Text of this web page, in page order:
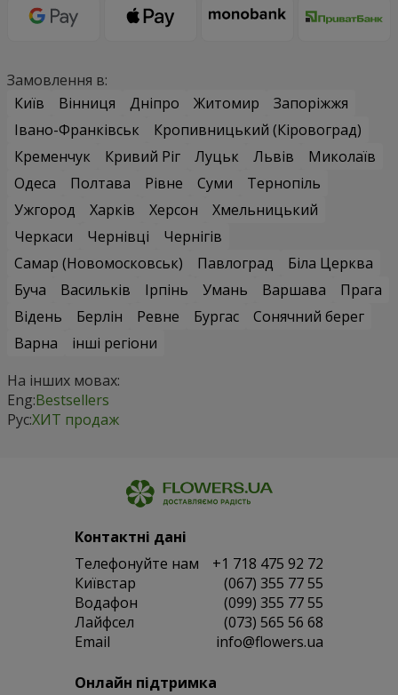
Замовлення в:
Київ
Вінниця Дніпро Житомир
Запоріжжя
Івано-Франківськ
Кропивницький (Кіровоград)
Кременчук
Кривий Ріг Луцьк Львів
Миколаїв
Одеса
Полтава Рівне Суми
Тернопіль
Ужгород
Харків Херсон
Хмельницький
Черкаси
Чернівці
Чернігів
Самар (Новомосковськ)
Павлоград
Біла Церква
Буча
Васильків Ірпінь Умань Варшава
Прага
Відень
Берлін Ревне Бургас
Сонячний берег
Варна
інші регіони
На інших мовах:
Eng:Bestsellers
Рус:ХИТ продаж
Контактні дані
Телефонуйте нам
+1 718 475 92 72
Київстар
(067) 355 77 55
Водафон
(099) 355 77 55
Лайфсел
(073) 565 56 68
Email
info@flowers.ua
Онлайн підтримка